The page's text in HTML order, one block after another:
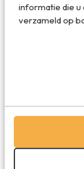
informatie die u
verzameld op